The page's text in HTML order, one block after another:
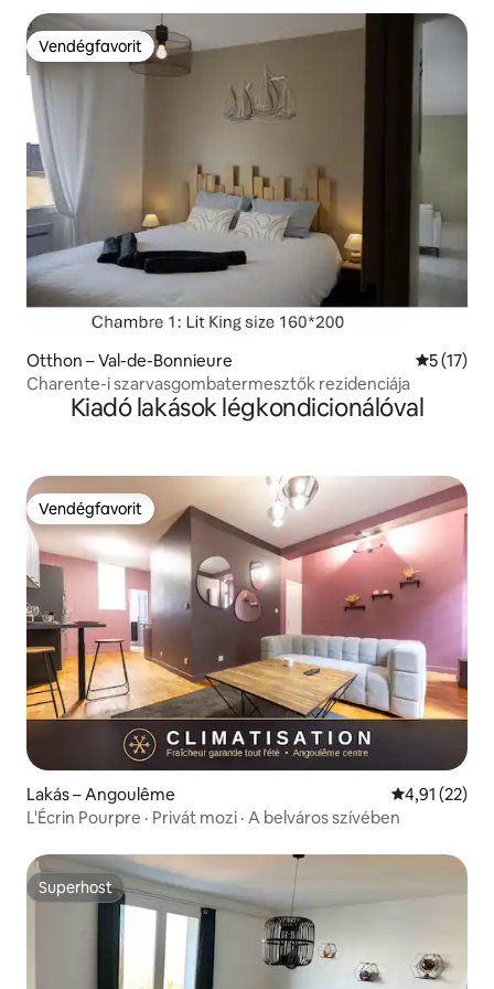
Vendégfavorit
Vendégfavorit
Otthon – Val-de-Bonnieure Átlagos
5 (17)
Charente-i szarvasgombatermesztők rezidenciája
Kiadó lakások légkondicionálóval
Vendégfavorit
Vendégfavorit
Lakás – Angoulême Átlagos
4,91 (22)
L'Écrin Pourpre · Privát mozi · A belváros szívében
Superhost
Superhost